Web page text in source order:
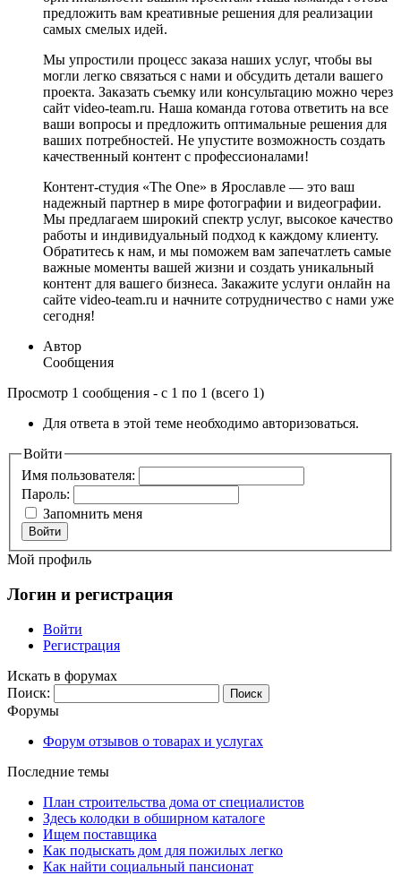
предложить вам креативные решения для реализации
самых смелых идей.
Мы упростили процесс заказа наших услуг, чтобы вы
могли легко связаться с нами и обсудить детали вашего
проекта. Заказать съемку или консультацию можно через
сайт video-team.ru. Наша команда готова ответить на все
ваши вопросы и предложить оптимальные решения для
ваших потребностей. Не упустите возможность создать
качественный контент с профессионалами!
Контент-студия «The One» в Ярославле — это ваш
надежный партнер в мире фотографии и видеографии.
Мы предлагаем широкий спектр услуг, высокое качество
работы и индивидуальный подход к каждому клиенту.
Обратитесь к нам, и мы поможем вам запечатлеть самые
важные моменты вашей жизни и создать уникальный
контент для вашего бизнеса. Закажите услуги онлайн на
сайте video-team.ru и начните сотрудничество с нами уже
сегодня!
Автор
Сообщения
Просмотр 1 сообщения - с 1 по 1 (всего 1)
Для ответа в этой теме необходимо авторизоваться.
Войти
Имя пользователя:
Пароль:
Запомнить меня
Войти
Мой профиль
Логин и регистрация
Войти
Регистрация
Искать в форумах
Поиск:
Форумы
Форум отзывов о товарах и услугах
Последние темы
План строительства дома от специалистов
Здесь колодки в обширном каталоге
Ищем поставщика
Как подыскать дом для пожилых легко
Как найти социальный пансионат